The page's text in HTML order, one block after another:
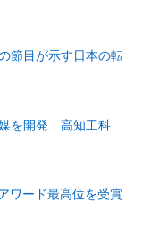
節目が示す日本の転
を開発 高知工科
ワード最高位を受賞